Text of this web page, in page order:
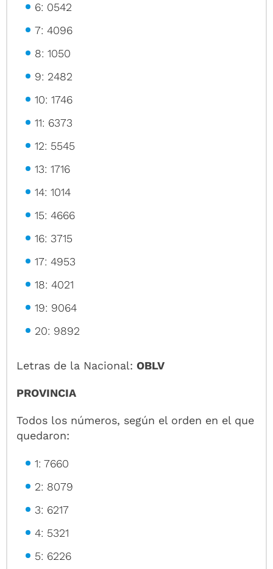
6: 0542
7: 4096
8: 1050
9: 2482
10: 1746
11: 6373
12: 5545
13: 1716
14: 1014
15: 4666
16: 3715
17: 4953
18: 4021
19: 9064
20: 9892
Letras de la Nacional:OBLV
PROVINCIA
Todos los números, según el orden en el que
quedaron:
1: 7660
2: 8079
3: 6217
4: 5321
5: 6226